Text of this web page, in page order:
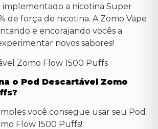
implementado a nicotina Super
de força de nicotina. A Zomo Vape
e encorajando vocês a
novos sabores!
o Pod Descartável Zomo
você consegue usar seu Pod
Flow 1500 Puffs!